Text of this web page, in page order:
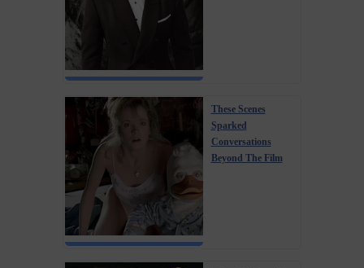
These Scenes
Sparked
Conversations
Beyond The Film